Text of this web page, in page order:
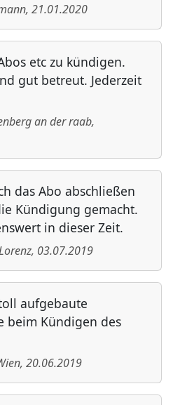
, 21.01.2020
etc zu kündigen.
gut betreut. Jederzeit
an der raab,
das Abo abschließen
Kündigung gemacht.
in dieser Zeit.
, 03.07.2019
aufgebaute
beim Kündigen des
, 20.06.2019